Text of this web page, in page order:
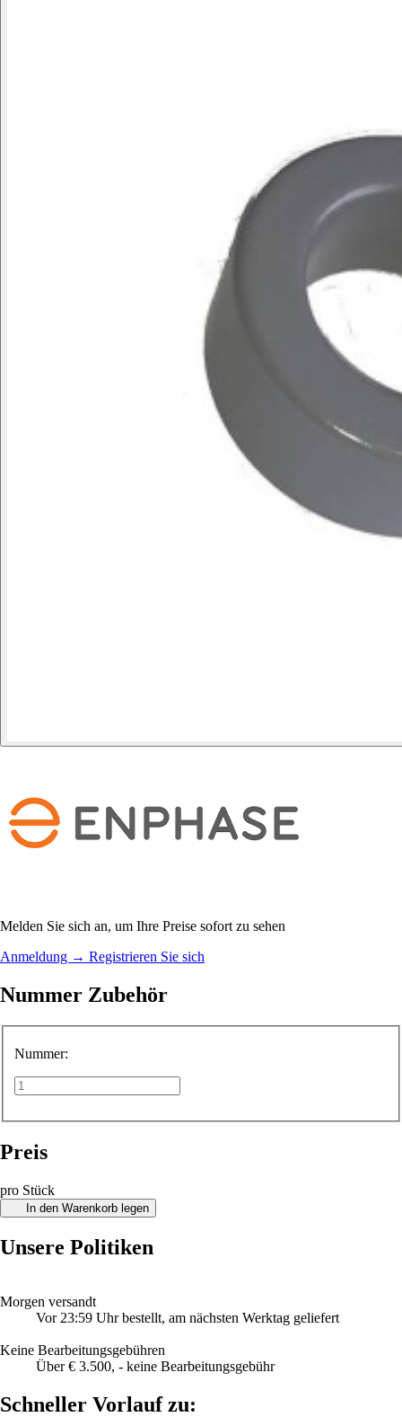
Melden Sie sich an, um Ihre Preise sofort zu sehen
Anmeldung → Registrieren Sie sich
Nummer Zubehör
Nummer:
Preis
pro Stück
In den Warenkorb legen
Unsere Politiken
Morgen versandt
Vor 23:59 Uhr bestellt, am nächsten Werktag geliefert
Keine Bearbeitungsgebühren
Über € 3.500, - keine Bearbeitungsgebühr
Schneller Vorlauf zu: